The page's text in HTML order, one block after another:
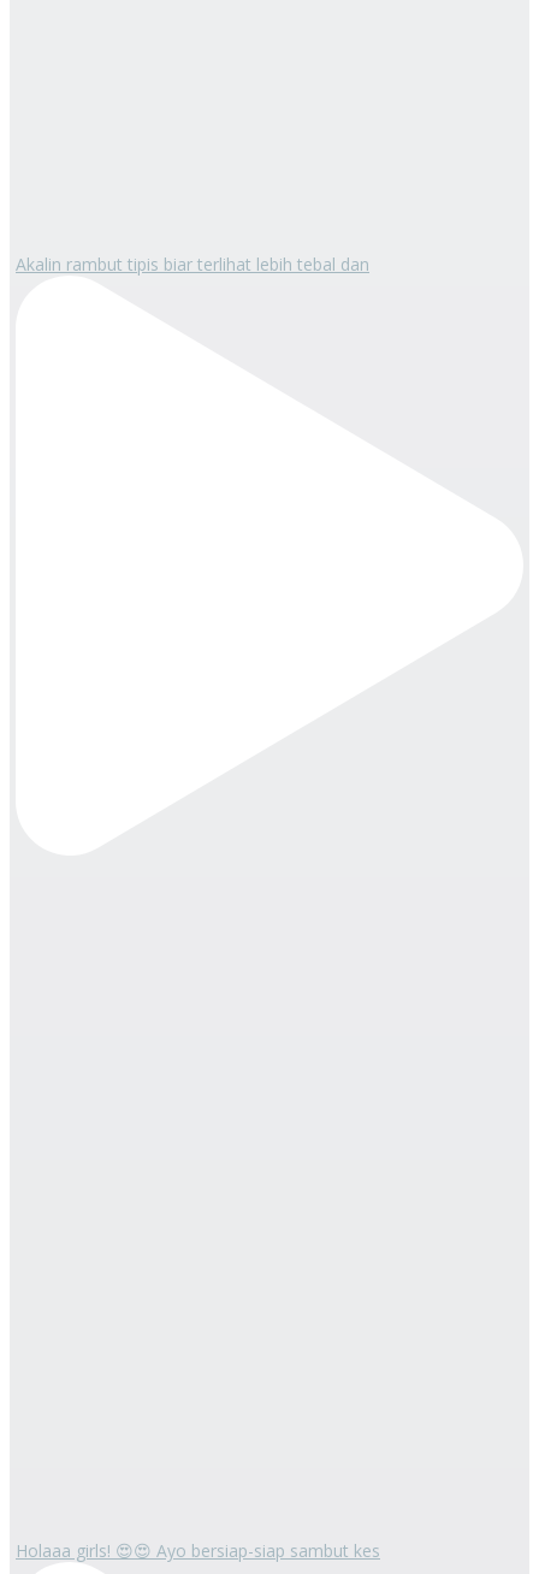
Akalin rambut tipis biar terlihat lebih tebal dan
Holaaa girls! 😍😍 Ayo bersiap-siap sambut kes